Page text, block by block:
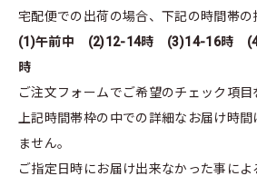
宅配便での出荷の場合、下記の時間帯の
(1)午前中 (2)12-14時 (3)14-16時
時
ご注文フォームでご希望のチェック項目
上記時間帯枠の中での詳細なお届け時間
ません。
ご指定日時にお届け出来なかった事に